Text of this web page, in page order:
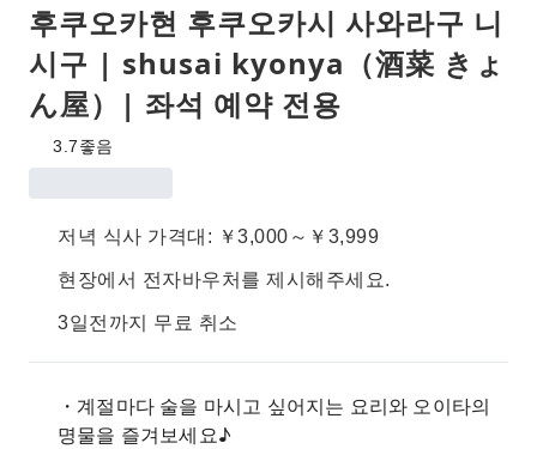
후쿠오카현 후쿠오카시 사와라구 니
시구 | shusai kyonya（酒菜 きょ
ん屋）| 좌석 예약 전용
3.7좋음
저녁 식사 가격대: ￥3,000～￥3,999
현장에서 전자바우처를 제시해주세요.
3일전까지 무료 취소
・계절마다 술을 마시고 싶어지는 요리와 오이타의
명물을 즐겨보세요♪